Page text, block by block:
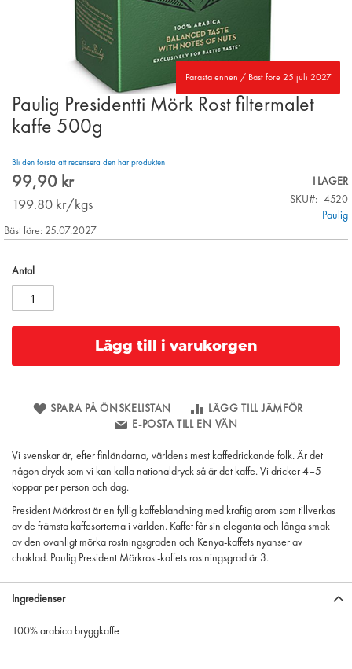
Parasta ennen / Bäst före 25 juli 2027
Skip
to
the
of
the
gallery
Paulig Presidentti Mörk Rost filtermalet
kaffe 500g
Bli den första att recensera den här produkten
99,90 kr
199.80 kr/kgs
I LAGER
SKU
4520
Paulig
Bäst före: 25.07.2027
Antal
Lägg till i varukorgen
SPARA PÅ ÖNSKELISTAN
LÄGG TILL JÄMFÖR
E-POSTA TILL EN VÄN
Vi svenskar är, efter finländarna, världens mest kaffedrickande folk. Är det
någon dryck som vi kan kalla nationaldryck så är det kaffe. Vi dricker 4–5
koppar per person och dag.
President Mörkrost är en fyllig kaffeblandning med kraftig arom som tillverkas
av de främsta kaffesorterna i världen. Kaffet får sin eleganta och långa smak
av den ovanligt mörka rostningsgraden och Kenya-kaffets nyanser av
choklad. Paulig President Mörkrost-kaffets rostningsgrad är 3.
Ingredienser
100% arabica bryggkaffe